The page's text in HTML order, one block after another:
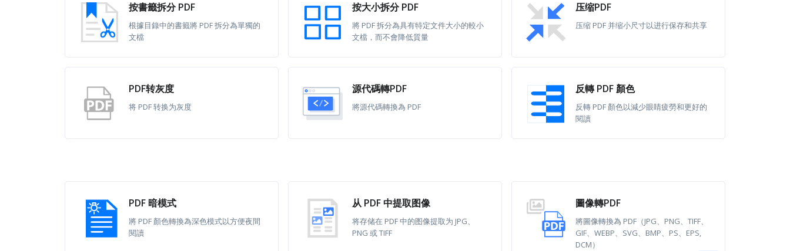
按書籤拆分 PDF
根據目錄中的書籤將 PDF 拆分為單獨的
文檔
按大小拆分 PDF
將 PDF 拆分為具有特定文件大小的較小
文檔，而不會降低質量
压缩PDF
压缩 PDF 并缩小尺寸以进行保存和共享
PDF转灰度
将 PDF 转换为灰度
源代碼轉PDF
將源代碼轉換為 PDF
反轉 PDF 顏色
反轉 PDF 顏色以減少眼睛疲勞和更好的
閱讀
PDF 暗模式
將 PDF 顏色轉換為深色模式以方便夜間
閱讀
从 PDF 中提取图像
将存储在 PDF 中的图像提取为 JPG、
PNG 或 TIFF
圖像轉PDF
將圖像轉換為 PDF（JPG、PNG、TIFF、
GIF、WEBP、SVG、BMP、PS、EPS,
DCM）